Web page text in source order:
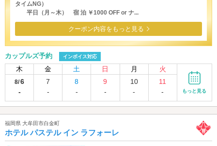
タイムNG）
平日（月～木） 宿 泊 ￥1000 OFF or ナ...
クーポン内容をもっと見る
カップルズ予約 インボイス対応
木 金 土 日 月 火
8/6
-
7
-
8
-
9
-
10
-
11
-
もっと見る
福岡県 大牟田市白金町
ホテル パステル イン ラフォーレ